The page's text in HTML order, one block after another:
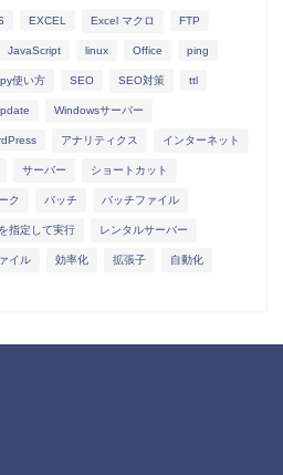
EXCEL Excel マクロ FTP
JavaScript linux Office ping
使い方 SEO SEO対策 ttl
Windowsサーバー
アナリティクス インターネット
サーバー ショートカット
ク バッチ バッチファイル
指定して実行 レンタルサーバー
イル 効率化 拡張子 自動化